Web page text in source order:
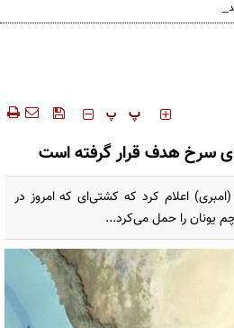
‍‍‍ پ پ
سرخ هدف قرار گرفته است
اعلام کرد که کشتی‌ای که امروز در
یونان را حمل می‌کرد...